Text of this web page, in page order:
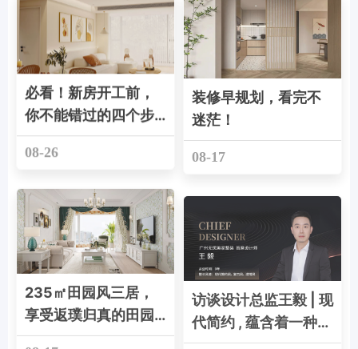
必看！新房开工前，
你不能错过的四个步
骤！
装修早规划，看完不
迷茫！
08-17
235㎡田园风三居，
享受返璞归真的田园
自然生活！美出了新
高度
08-17
访谈设计总监王毅 | 现
代简约 , 蕴含着一种极
致复古轻奢风~
08-17